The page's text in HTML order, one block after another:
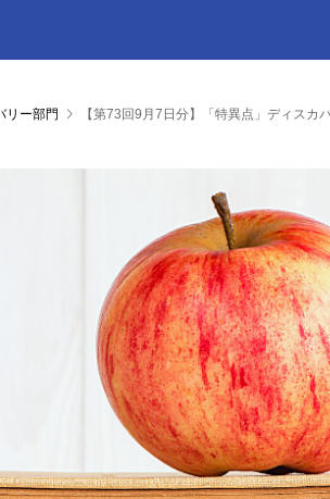
リー部門 【第73回9月7日分】「特異点」ディスカ